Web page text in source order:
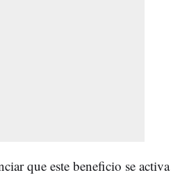
que este beneficio se activa